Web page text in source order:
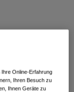
Online-Erfahrung
Ihren Besuch zu
Ihnen Geräte zu